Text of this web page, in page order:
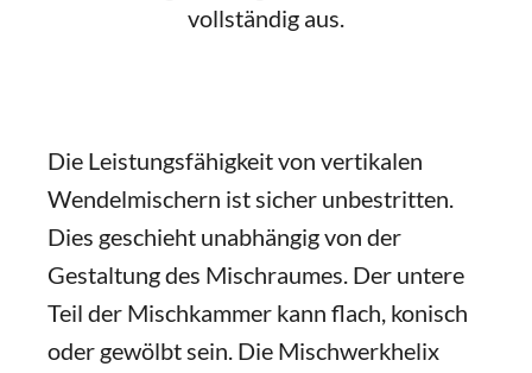
vollständig aus.
Die Leistungsfähigkeit von vertikalen
Wendelmischern ist sicher unbestritten.
Dies geschieht unabhängig von der
Gestaltung des Mischraumes. Der untere
Teil der Mischkammer kann flach, konisch
oder gewölbt sein. Die Mischwerkhelix